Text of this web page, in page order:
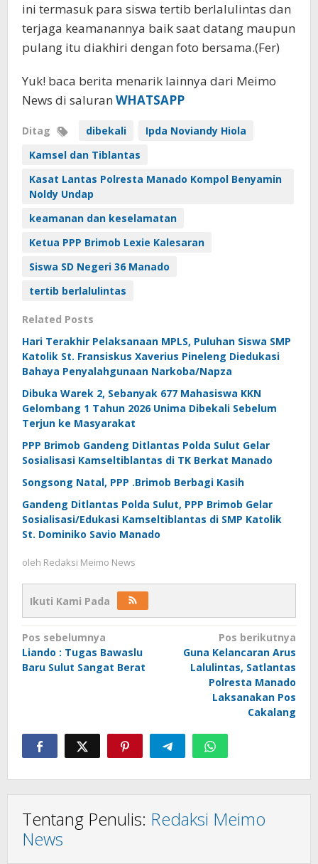
ini termasuk para siswa tertib berlalulintas dan
terjaga keamanannya baik saat datang maupun
pulang itu diakhiri dengan foto bersama.(Fer)
Yuk! baca berita menarik lainnya dari Meimo
News di saluran WHATSAPP
Ditag dibekali
Ipda Noviandy Hiola
Kamsel dan Tiblantas
Kasat Lantas Polresta Manado Kompol Benyamin
Noldy Undap
keamanan dan keselamatan
Ketua PPP Brimob Lexie Kalesaran
Siswa SD Negeri 36 Manado
tertib berlalulintas
Related Posts
Hari Terakhir Pelaksanaan MPLS, Puluhan Siswa SMP
Katolik St. Fransiskus Xaverius Pineleng Diedukasi
Bahaya Penyalahgunaan Narkoba/Napza
Dibuka Warek 2, Sebanyak 677 Mahasiswa KKN
Gelombang 1 Tahun 2026 Unima Dibekali Sebelum
Terjun ke Masyarakat
PPP Brimob Gandeng Ditlantas Polda Sulut Gelar
Sosialisasi Kamseltiblantas di TK Berkat Manado
Songsong Natal, PPP .Brimob Berbagi Kasih
Gandeng Ditlantas Polda Sulut, PPP Brimob Gelar
Sosialisasi/Edukasi Kamseltiblantas di SMP Katolik
St. Dominiko Savio Manado
oleh Redaksi Meimo News
Ikuti Kami Pada
Navigasi
pos
Pos sebelumnya
Liando : Tugas Bawaslu
Baru Sulut Sangat Berat
Pos berikutnya
Guna Kelancaran Arus
Lalulintas, Satlantas
Polresta Manado
Laksanakan Pos
Cakalang
Tentang Penulis: Redaksi Meimo
News